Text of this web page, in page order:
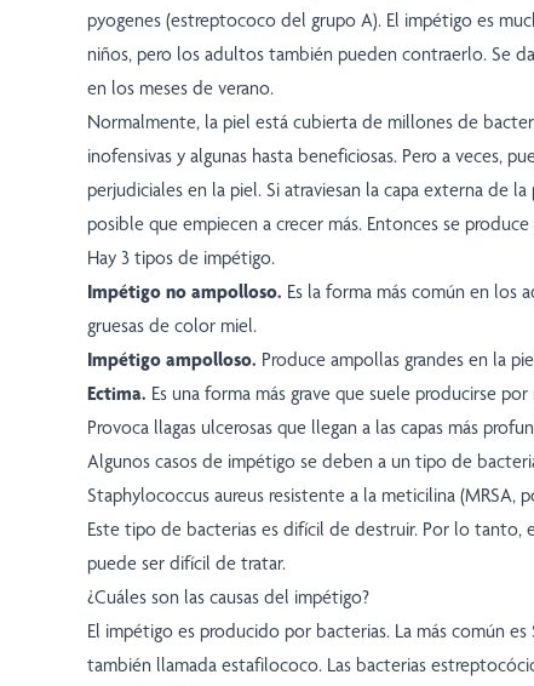
pyogenes (estreptococo del grupo A). El impétigo es
niños, pero los adultos también pueden contraerlo. Se
en los meses de verano.
Normalmente, la piel está cubierta de millones de
inofensivas y algunas hasta beneficiosas. Pero a veces,
perjudiciales en la piel. Si atraviesan la capa externa de la
posible que empiecen a crecer más. Entonces se
Hay 3 tipos de impétigo.
Impétigo no ampolloso. Es la forma más común en los
gruesas de color miel.
Impétigo ampolloso. Produce ampollas grandes en la
Ectima. Es una forma más grave que suele producirse
Provoca llagas ulcerosas que llegan a las capas más
Algunos casos de impétigo se deben a un tipo de
Staphylococcus aureus resistente a la meticilina (MRSA,
Este tipo de bacterias es difícil de destruir. Por lo tanto,
puede ser difícil de tratar.
¿Cuáles son las causas del impétigo?
El impétigo es producido por bacterias. La más común es
también llamada estafilococo. Las bacterias